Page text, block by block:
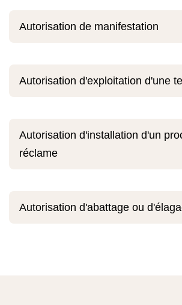
Autorisation de manifestation
Autorisation d'exploitation d'une
Autorisation d'installation d'un
réclame
Autorisation d'abattage ou